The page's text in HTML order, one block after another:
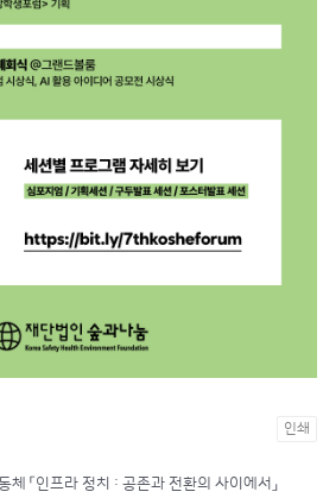
인쇄
「인프라 정치 : 공존과 전환의 사이에서」